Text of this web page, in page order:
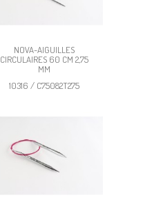
NOVA-AIGUILLES
CIRCULAIRES 60 CM 2,75
MM
10316 / C75082T275